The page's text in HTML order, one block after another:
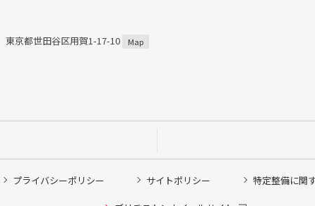
京都世田谷区用賀1-17-10 Map
プライバシーポリシー サイトポリシー 特定整備に関
ット作業の予約